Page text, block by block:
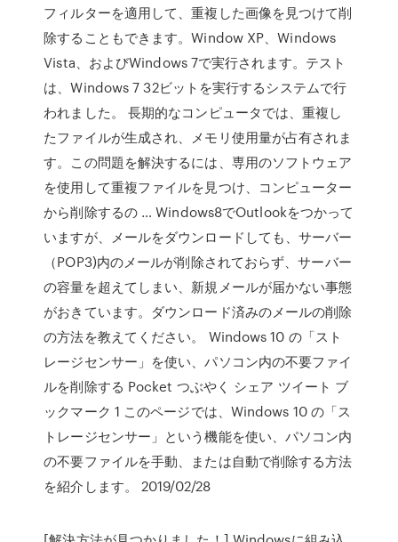
フィルターを適用して、重複した画像を見つけて削
除することもできます。Window XP、Windows
Vista、およびWindows 7で実行されます。テスト
は、Windows 7 32ビットを実行するシステムで行
われました。 長期的なコンピュータでは、重複し
たファイルが生成され、メモリ使用量が占有されま
す。この問題を解決するには、専用のソフトウェア
を使用して重複ファイルを見つけ、コンピューター
から削除するの … Windows8でOutlookをつかって
いますが、メールをダウンロードしても、サーバー
（POP3)内のメールが削除されておらず、サーバー
の容量を超えてしまい、新規メールが届かない事態
がおきています。ダウンロード済みのメールの削除
の方法を教えてください。 Windows 10 の「スト
レージセンサー」を使い、パソコン内の不要ファイ
ルを削除する Pocket つぶやく シェア ツイート ブ
ックマーク 1 このページでは、Windows 10 の「ス
トレージセンサー」という機能を使い、パソコン内
の不要ファイルを手動、または自動で削除する方法
を紹介します。 2019/02/28